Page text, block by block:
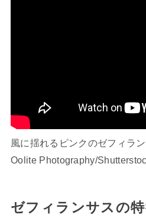
風に揺れるピンクのゼフィラ
Oolite Photography/
ゼフィランサスの